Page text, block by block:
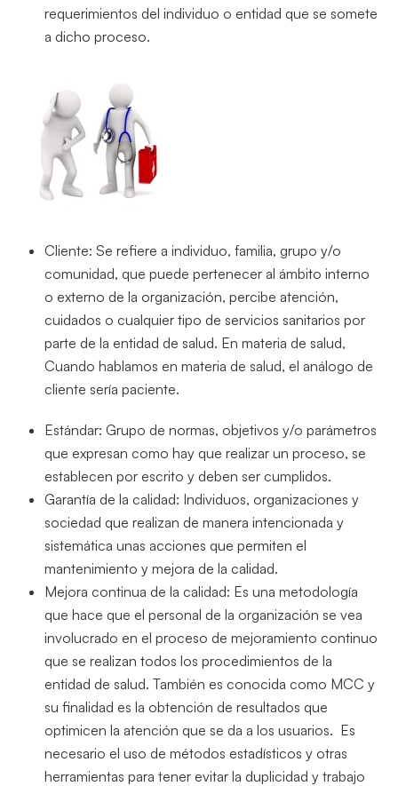
requerimientos del individuo o entidad que se somete
a dicho proceso.
Cliente: Se refiere a individuo, familia, grupo y/o
comunidad, que puede pertenecer al ámbito interno
o externo de la organización, percibe atención,
cuidados o cualquier tipo de servicios sanitarios por
parte de la entidad de salud. En materia de salud,
Cuando hablamos en materia de salud, el análogo de
cliente sería paciente.
Estándar: Grupo de normas, objetivos y/o parámetros
que expresan como hay que realizar un proceso, se
establecen por escrito y deben ser cumplidos.
Garantía de la calidad: Individuos, organizaciones y
sociedad que realizan de manera intencionada y
sistemática unas acciones que permiten el
mantenimiento y mejora de la calidad.
Mejora continua de la calidad: Es una metodología
que hace que el personal de la organización se vea
involucrado en el proceso de mejoramiento continuo
que se realizan todos los procedimientos de la
entidad de salud. También es conocida como MCC y
su finalidad es la obtención de resultados que
optimicen la atención que se da a los usuarios. Es
necesario el uso de métodos estadísticos y otras
herramientas para tener evitar la duplicidad y trabajo